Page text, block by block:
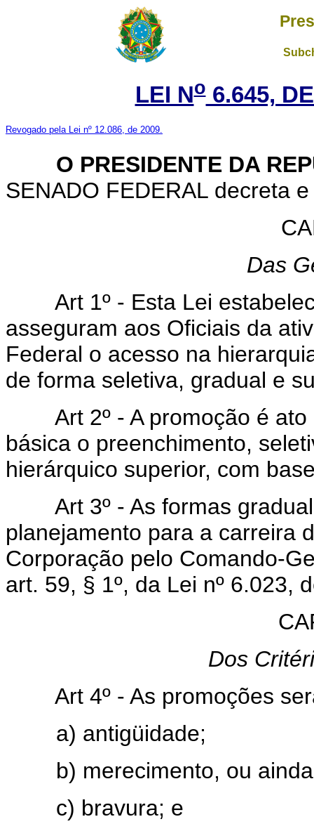
LEI No6.645,
Revogado pela Lei nº 12.086, de 2009.
O PRESIDENTE DA
SENADO FEDERAL decreta
Das
Art 1º - Esta Lei
asseguram aos Oficiais da
Federal o acesso na
de forma seletiva, gradual e
Art 2º - A promoção é ato
básica o preenchimento,
hierárquico superior, com
Art 3º - As formas gradual
planejamento para a carreira
Corporação pelo Comando-
art. 59, § 1º, da Lei nº 6.023,
Dos
Art 4º - As promoções
a) antigüidade;
b) merecimento, ou
c) bravura; e